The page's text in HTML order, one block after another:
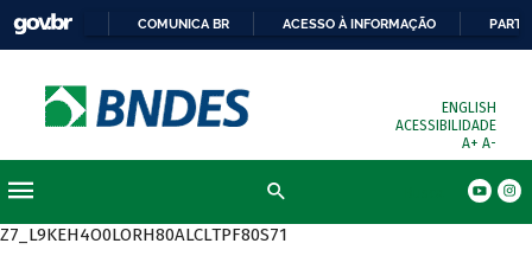
COMUNICA BR ACESSO À INFORMAÇÃO
ENGLISH
ACESSIBILIDADE
A+ A-
Z7_L9KEH4O0LORH80ALCLTPF80S71